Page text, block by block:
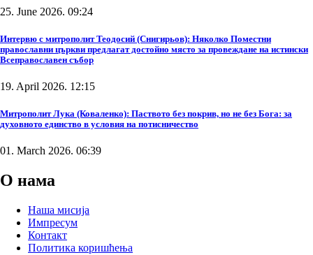
25. June 2026. 09:24
Интервю с митрополит Теодосий (Снигирьов): Няколко Поместни
православни църкви предлагат достойно място за провеждане на истински
Всеправославен събор
19. April 2026. 12:15
Митрополит Лука (Коваленко): Паството без покрив, но не без Бога: за
духовното единство в условия на потисничество
01. March 2026. 06:39
О нама
Наша мисија
Импресум
Контакт
Политика коришћења